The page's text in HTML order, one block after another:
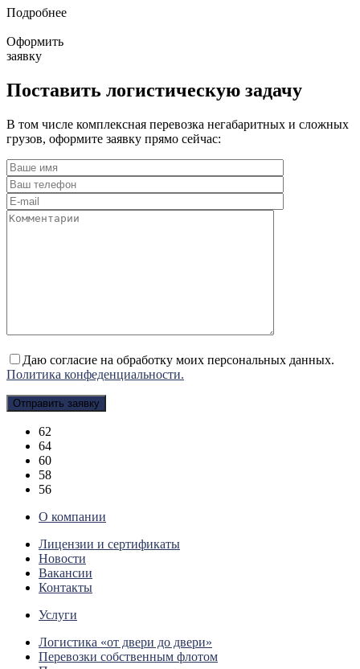
Подробнее
Оформить
заявку
Поставить логистическую задачу
В том числе комплексная перевозка негабаритных и сложных
грузов, оформите заявку прямо сейчас:
Даю согласие на обработку моих персональных данных.
Политика конфеденциальности.
62
64
60
58
56
О компании
Лицензии и сертификаты
Новости
Вакансии
Контакты
Услуги
Логистика «от двери до двери»
Перевозки собственным флотом